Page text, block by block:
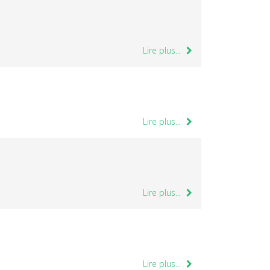
Lire plus...
Lire plus...
Lire plus...
Lire plus...